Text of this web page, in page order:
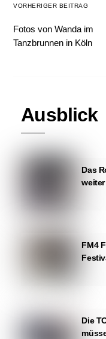
VORHERIGER BEITRAG
Fotos von Wanda im
Tanzbrunnen in Köln
Ausblick
Das
weiter
FM4
Die